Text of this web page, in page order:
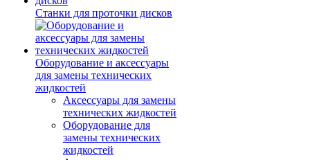
Станки для проточки дисков
Оборудование и аксессуары
для замены технических
жидкостей
Аксессуары для замены
технических жидкостей
Оборудование для
замены технических
жидкостей